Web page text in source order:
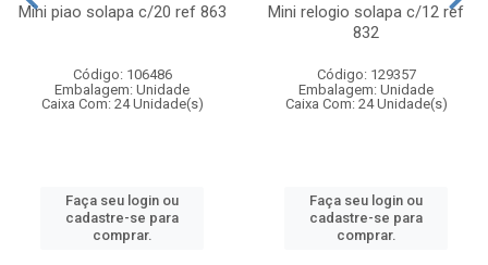
Mini piao solapa c/20 ref 863
Código: 106486
Embalagem: Unidade
Caixa Com: 24 Unidade(s)
Faça seu login ou
cadastre-se para
comprar.
Mini relogio solapa c/12 ref
832
Código: 129357
Embalagem: Unidade
Caixa Com: 24 Unidade(s)
Faça seu login ou
cadastre-se para
comprar.